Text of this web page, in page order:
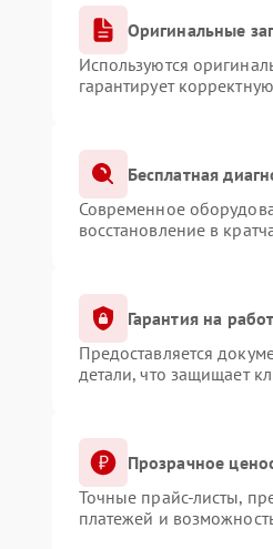
Оригинальные
Используются
гарантирует
Бесплатная
Современное
восстановление в
Гарантия на
Предоставляется
детали, что защищает
Прозрачное
Точные прайс-листы,
платежей и